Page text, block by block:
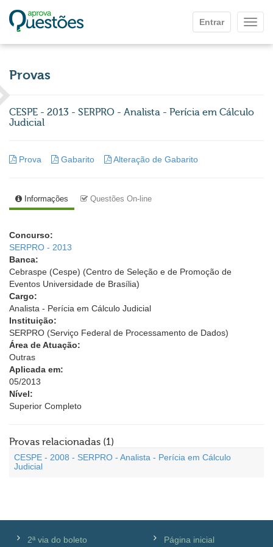
Entrar
Provas
CESPE - 2013 - SERPRO - Analista - Perícia em Cálculo
Judicial
Prova Gabarito Alteração de Gabarito
Informações Questões On-line
Concurso:
SERPRO - 2013
Banca:
Cebraspe (Cespe) (Centro de Seleção e de Promoção de
Eventos Universidade de Brasília)
Cargo:
Analista - Perícia em Cálculo Judicial
Instituição:
SERPRO (Serviço Federal de Processamento de Dados)
Área de Atuação:
Outras
Aplicada em:
05/2013
Nível:
Superior Completo
Provas relacionadas (1)
CESPE - 2008 - SERPRO - Analista - Perícia em Cálculo
Judicial
2ª via do boleto Página inicial